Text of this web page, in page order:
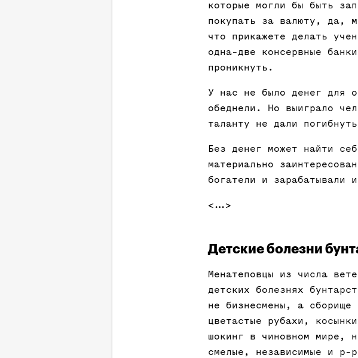
которые могли бы быть
покупать за валюту, да,
что прикажете делать
одна-две консервные
проникнуть.
У нас не было денег для
обеднели. Но выиграло
таланту не дали
Без денег может найти
материально
богатели и зарабатывали
<…>
Детские болезни
Менатеповцы из числа
детских болезнях
не бизнесмены, а сборище
цветастые рубахи,
шокинг в чиновном мире,
смелые, независимые и